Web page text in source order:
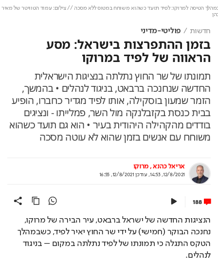
הטיסה למרוקו: לפיד תועד כשהוא משוחח במטוס ללא מסכה // צילום: עמוד הטוויטר של מאיר
חדשות פוליטי-מדיני
בזמן ההתפרצות בישראל: מסע
הראווה של לפיד במרוקו
תמונתו של שר החוץ נתלתה בנציגות הישראלית
החדשה שנחנכה ברבאט, בניגוד לנהלים • בהמשך,
הזמר שמעון בוסקילה, אותו לפיד מגדיר כחברו, הופיע
בבית כנסת בקזבלנקה מול השר, פמלייתו - ונציגים
בודדים מהקהילה היהודית בעיר • הוא גם תועד כשהוא
משוחח עם אנשים בזמן שהוא לא עוטה מסכה
אריאל כהנא, מרוקו
12/8/2021, 14:53
,עודכן12/8/2021, 16:55
188
הנציגות החדשה של ישראל ברבאט, עיר הבירה של מרוקו,
נחנכה הבוקר (חמישי) על ידי שר החוץ יאיר לפיד, כשבמהלך
הטקס התגלה כי תמונתו של לפיד נתלתה במקום – בניגוד
לנהלים.